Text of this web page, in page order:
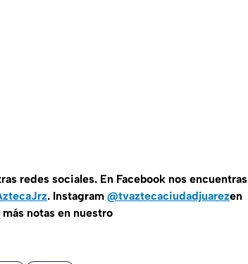
redes sociales. En Facebook nos encuentras
. Instagram @tvaztecaciudadjuarezen
notas en nuestro